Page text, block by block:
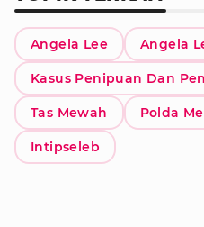
Angela Lee Angela
Kasus Penipuan Dan
Tas Mewah Polda
Intipseleb